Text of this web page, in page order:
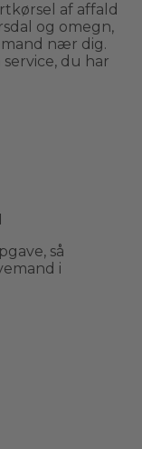
af affald
og omegn,
nær dig.
du har
så
i